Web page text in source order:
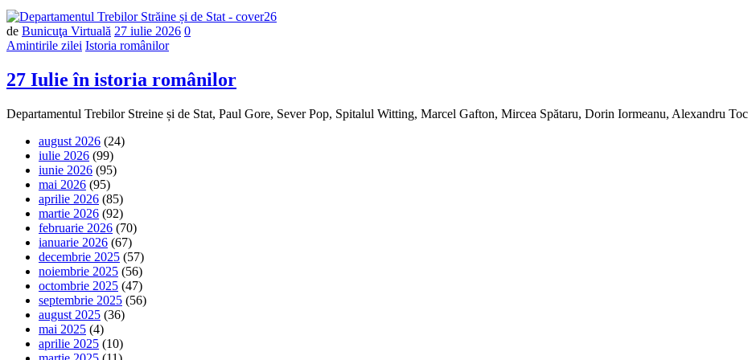
de Bunicuţa Virtuală 27 iulie 2026 Număr
0
Amintirile zilei Istoria românilor
27 Iulie în istoria românilor
Departamentul Trebilor Streine și de Stat, Paul Gore, Sever Pop, Spitalul Witting, Marcel Gafton, Mircea Spătaru, Dorin Iormeanu, Alexandru
august 2026 (24)
iulie 2026 (99)
iunie 2026 (95)
mai 2026 (95)
aprilie 2026 (85)
martie 2026 (92)
februarie 2026 (70)
ianuarie 2026 (67)
decembrie 2025 (57)
noiembrie 2025 (56)
octombrie 2025 (47)
septembrie 2025 (56)
august 2025 (36)
mai 2025 (4)
aprilie 2025 (10)